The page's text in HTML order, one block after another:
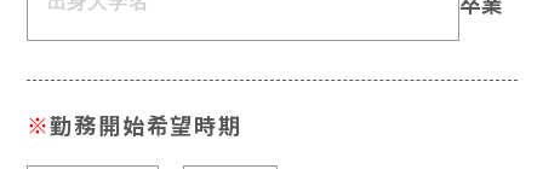
※勤務開始希望時期